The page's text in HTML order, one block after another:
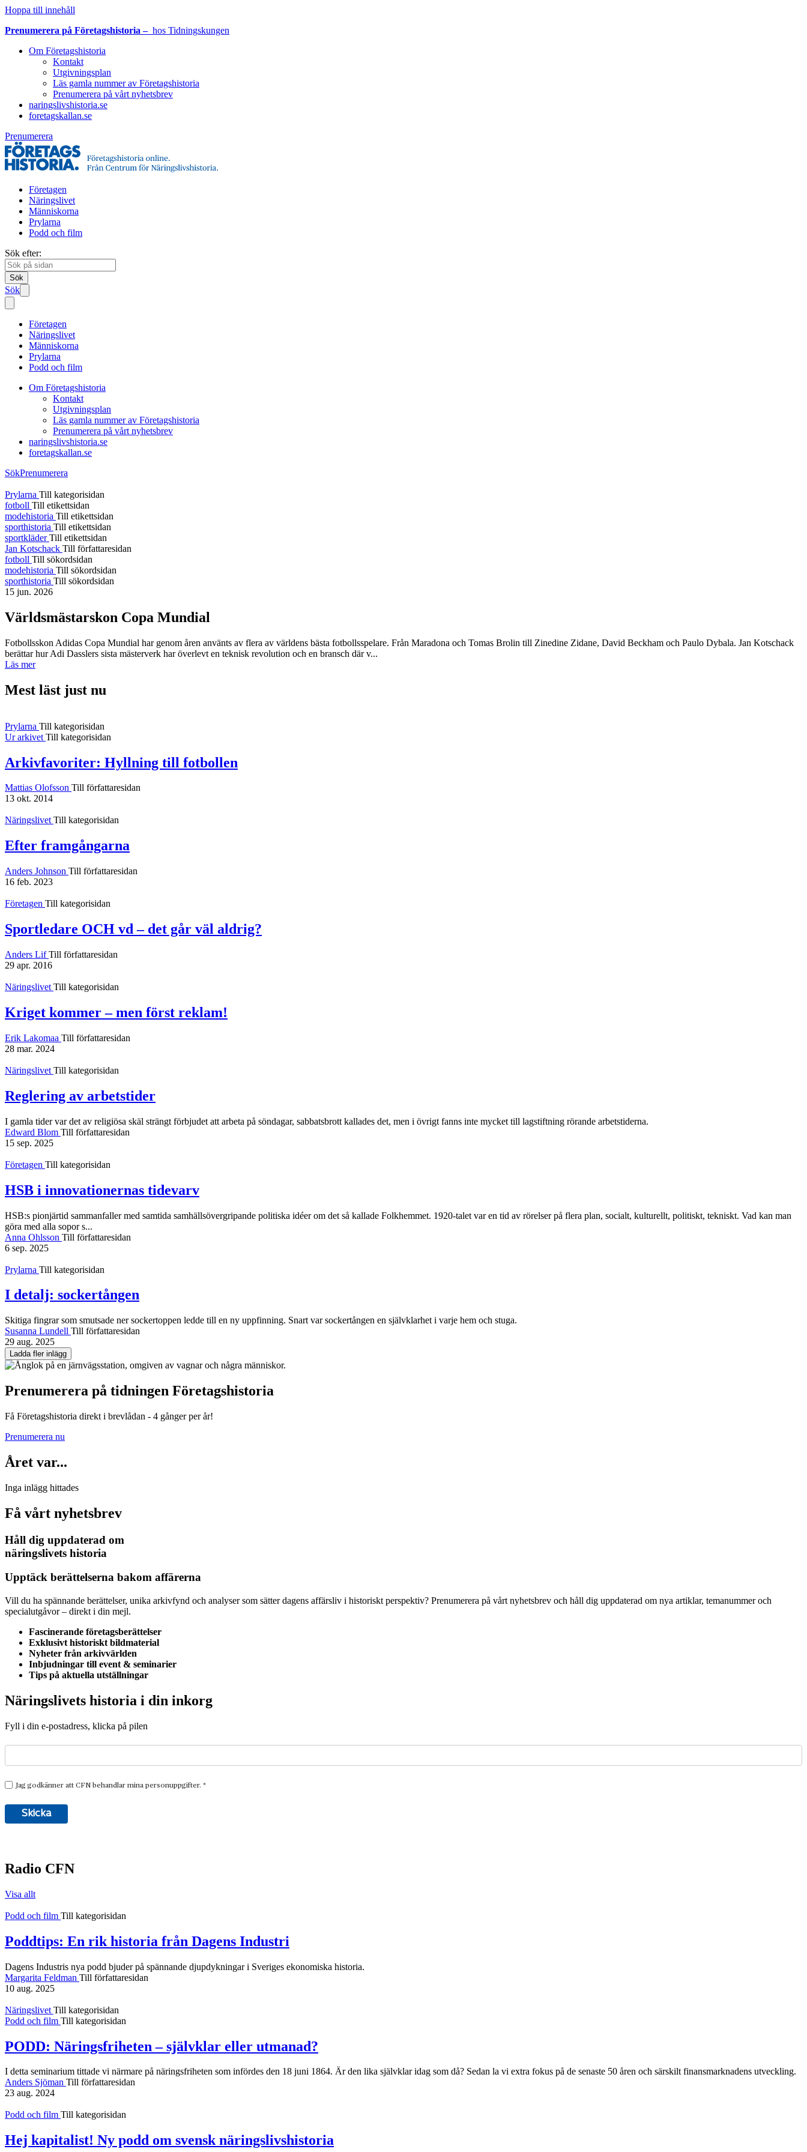
Hoppa till innehåll
Prenumerera på Företagshistoria – hos Tidningskungen
Om Företagshistoria
Kontakt
Utgivningsplan
Läs gamla nummer av Företagshistoria
Prenumerera på vårt nyhetsbrev
naringslivshistoria.se
foretagskallan.se
Prenumerera
Företagen
Näringslivet
Människorna
Prylarna
Podd och film
Sök efter:
Sök
Sök
Företagen
Näringslivet
Människorna
Prylarna
Podd och film
Om Företagshistoria
Kontakt
Utgivningsplan
Läs gamla nummer av Företagshistoria
Prenumerera på vårt nyhetsbrev
naringslivshistoria.se
foretagskallan.se
SökPrenumerera
Prylarna Till kategorisidan
fotboll Till etikettsidan
modehistoria Till etikettsidan
sporthistoria Till etikettsidan
sportkläderTill etikettsidan
Jan Kotschack Till författaresidan
fotboll Till sökordsidan
modehistoria Till sökordsidan
sporthistoria Till sökordsidan
15 jun. 2026
Världsmästarskon Copa Mundial
Fotbollsskon Adidas Copa Mundial har genom åren använts av flera av världens bästa fotbollsspelare. Från Maradona och Tomas Brolin till Zinedine Zidane, David Beckham och Paulo Dybala. Jan Kotschack
berättar hur Adi Dasslers sista mästerverk har överlevt en teknisk revolution och en bransch där v...
Läs mer
Mest läst just nu
Prylarna Till kategorisidan
Ur arkivet Till kategorisidan
Arkivfavoriter: Hyllning till fotbollen
Mattias Olofsson Till författaresidan
13 okt. 2014
NäringslivetTill kategorisidan
Efter framgångarna
Anders Johnson Till författaresidan
16 feb. 2023
Företagen Till kategorisidan
Sportledare OCH vd – det går väl aldrig?
Anders LifTill författaresidan
29 apr. 2016
Näringslivet Till kategorisidan
Kriget kommer – men först reklam!
Erik Lakomaa Till författaresidan
28 mar. 2024
Näringslivet Till kategorisidan
Reglering av arbetstider
I gamla tider var det av religiösa skäl strängt förbjudet att arbeta på söndagar, sabbats­brott kallades det, men i övrigt fanns inte mycket till lag­stiftning rörande arbets­tiderna.
Edward Blom Till författaresidan
15 sep. 2025
Företagen Till kategorisidan
HSB i innovationernas tidevarv
HSB:s pionjärtid samman­faller med samtida samhälls­över­gripande politiska idéer om det så kallade Folk­hemmet. 1920-talet var en tid av rörelser på flera plan, socialt, kulturellt, politiskt, tekniskt. Vad kan man
göra med alla sopor s...
Anna Ohlsson Till författaresidan
6 sep. 2025
Prylarna Till kategorisidan
I detalj: sockertången
Skitiga fingrar som smutsade ner socker­toppen ledde till en ny upp­finning. Snart var socker­tången en själv­klarhet i varje hem och stuga.
Susanna Lundell Till författaresidan
29 aug. 2025
Ladda fler inlägg
Prenumerera på tidningen Företagshistoria
Få Företagshistoria direkt i brevlådan - 4 gånger per år!
Prenumerera nu
Året var...
Inga inlägg hittades
Få vårt nyhetsbrev
Håll dig uppdaterad om
näringslivets historia
Upptäck berättelserna bakom affärerna
Vill du ha spännande berättelser, unika arkivfynd och analyser som sätter dagens affärsliv i historiskt perspektiv? Prenumerera på vårt nyhetsbrev och håll dig uppdaterad om nya artiklar, temanummer och
specialutgåvor – direkt i din mejl.
Fascinerande företagsberättelser
Exklusivt historiskt bildmaterial
Nyheter från arkivvärlden
Inbjudningar till event & seminarier
Tips på aktuella utställningar
Näringslivets historia i din inkorg
Fyll i din e-postadress, klicka på pilen
Radio CFN
Visa allt
Podd och film Till kategorisidan
Poddtips: En rik historia från Dagens Industri
Dagens Industris nya podd bjuder på spännande djupdykningar i Sveriges ekonomiska historia.
Margarita Feldman Till författaresidan
10 aug. 2025
Näringslivet Till kategorisidan
Podd och film Till kategorisidan
PODD: Näringsfriheten – självklar eller utmanad?
I detta seminarium tittade vi närmare på näringsfriheten som infördes den 18 juni 1864. Är den lika självklar idag som då? Sedan la vi extra fokus på de senaste 50 åren och särskilt finansmarknadens utveckling.
Anders Sjöman Till författaresidan
23 aug. 2024
Podd och film Till kategorisidan
Hej kapitalist! Ny podd om svensk näringslivshistoria